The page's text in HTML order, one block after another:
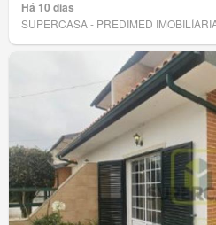
Há 10 dias
SUPERCASA - PREDIMED